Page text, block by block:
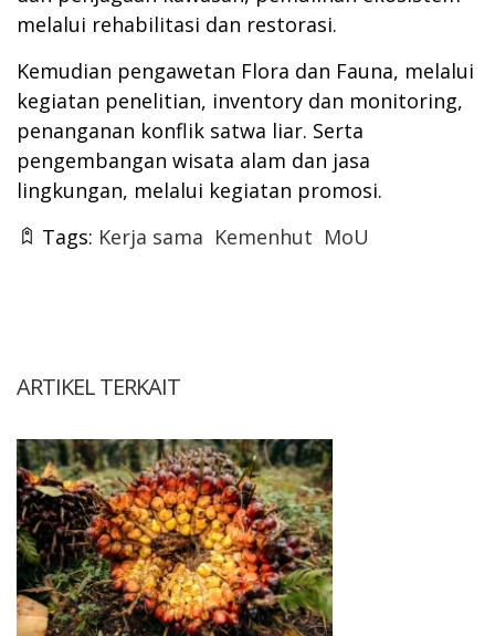
melalui rehabilitasi dan restorasi.
Kemudian pengawetan Flora dan Fauna, melalui
kegiatan penelitian, inventory dan monitoring,
penanganan konflik satwa liar. Serta
pengembangan wisata alam dan jasa
lingkungan, melalui kegiatan promosi.
Tags: Kerja sama Kemenhut MoU
ARTIKEL TERKAIT